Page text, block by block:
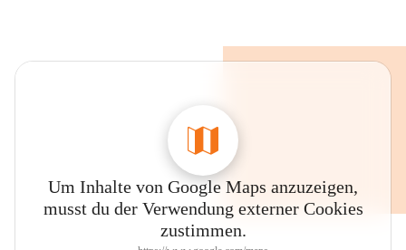
Um Inhalte von Google Maps anzuzeigen,
musst du der Verwendung externer Cookies
zustimmen.